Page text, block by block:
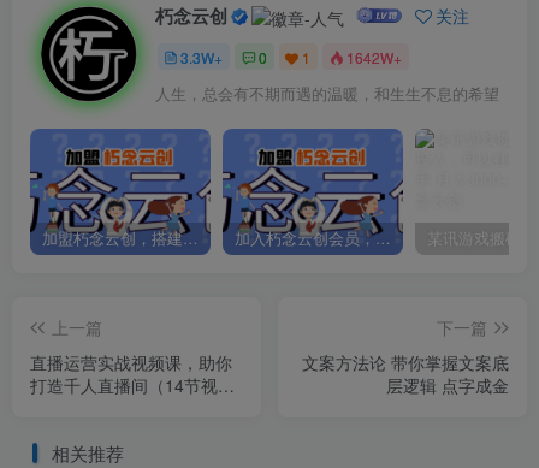
朽念云创 关注
3.3W+ 0 1 1642W+
人生，总会有不期而遇的温暖，和生生不息的希望
加盟朽念云创，搭建同款项目资源站，实现日入2000+ 加入朽念云创会员，全站资源免费学习。
上一篇
直播运营实战视频课，助你
打造千人直播间（14节视频
下一篇
文案方法论 带你掌握文案底
层逻辑 点字成金
相关推荐